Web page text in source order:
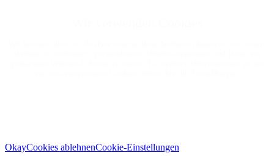
OkayCookies ablehnenCookie-Einstellungen